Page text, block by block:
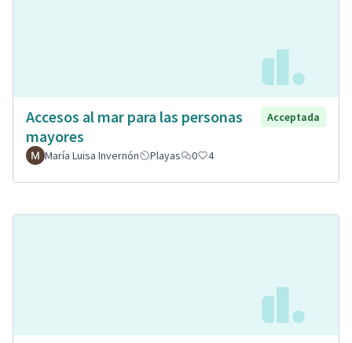
Accesos al mar para las personas
mayores
Acceptada
María Luisa Invernón Playas 0 4